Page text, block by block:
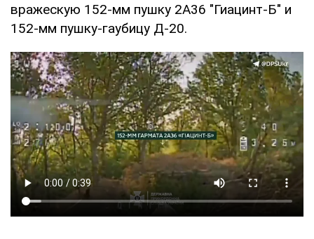
вражескую 152-мм пушку 2А36 "Гиацинт-Б" и
152-мм пушку-гаубицу Д-20.